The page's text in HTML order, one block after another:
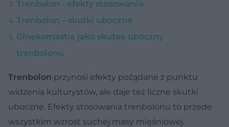
Trenbolon - efekty stosowania
Trenbolon – skutki uboczne
Ginekomastia jako skutek uboczny
trenbolonu
Trenbolon przynosi efekty pożądane z punktu
widzenia kulturystów, ale daje też liczne skutki
uboczne. Efekty stosowania trenbolonu to przede
wszystkim wzrost suchej masy mięśniowej.